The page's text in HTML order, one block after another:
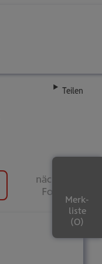
Teilen
nächster
Fonds
Merk-
liste